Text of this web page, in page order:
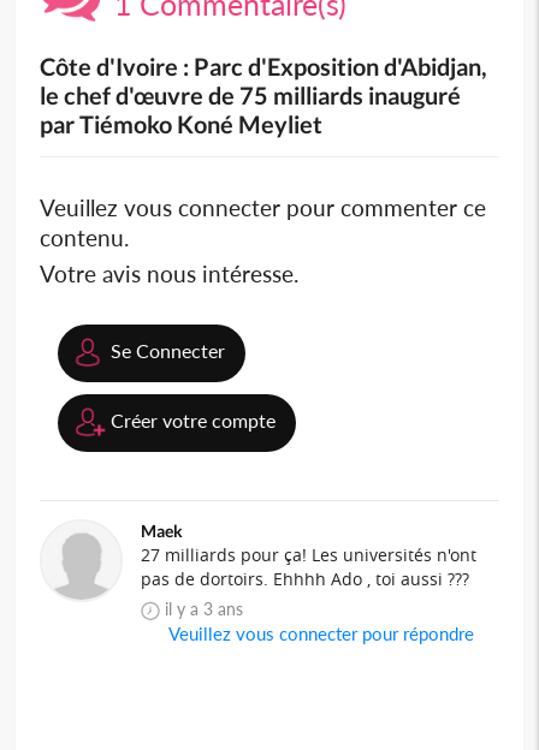
Côte d'Ivoire : Parc d'Exposition d'Abidjan,
le chef d'œuvre de 75 milliards inauguré
par Tiémoko Koné Meyliet
Veuillez vous connecter pour commenter ce
contenu.
Votre avis nous intéresse.
Se Connecter
Créer votre compte
Maek
27 milliards pour ça! Les universités n'ont
pas de dortoirs. Ehhhh Ado , toi aussi ???
il y a 3 ans
Veuillez vous connecter pour répondre